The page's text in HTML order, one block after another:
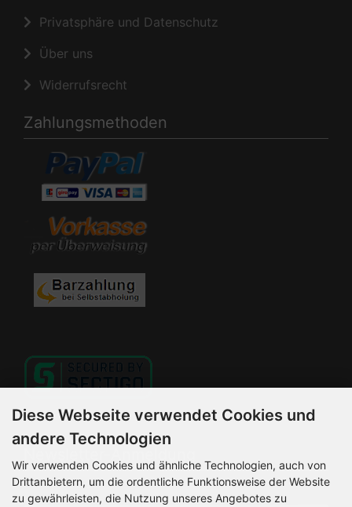
Privatsphäre und Datenschutz
Über uns
Widerrufsrecht
Zahlungsmethoden
Newsletter-Anmeldung
E-Mail-Adresse:
Diese Webseite verwendet Cookies und
andere Technologien
Wir verwenden Cookies und ähnliche Technologien, auch von
Drittanbietern, um die ordentliche Funktionsweise der Website
zu gewährleisten, die Nutzung unseres Angebotes zu